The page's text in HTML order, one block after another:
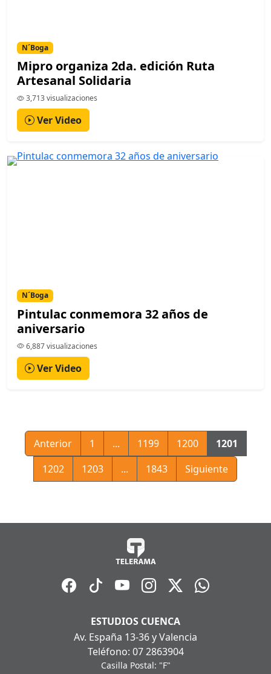
N´Boga
Mipro organiza 2da. edición Ruta
Artesanal Solidaria
3,713 visualizaciones
Ver Video
N´Boga
Pintulac conmemora 32 años de
aniversario
6,887 visualizaciones
Ver Video
Anterior 1 ... 1199 1200
1201
1202
1203 ... 1843 Siguiente
ESTUDIOS CUENCA
Av. España 13-36 y Valencia
Teléfono: 07 2863904
Casilla Postal: "F"